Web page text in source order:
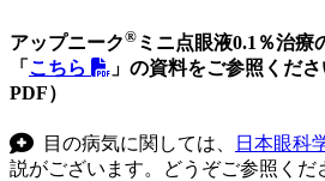
アップニーク® ミニ点眼液0.1％治療
「 こちら
」の資料をご参照くだ
PDF）
目の病気に関しては、 日本眼科
説がございます。どうぞご参照くだ